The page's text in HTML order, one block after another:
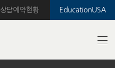
EducationUSA
상담예약현황